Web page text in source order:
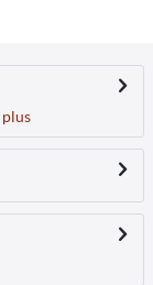
plus